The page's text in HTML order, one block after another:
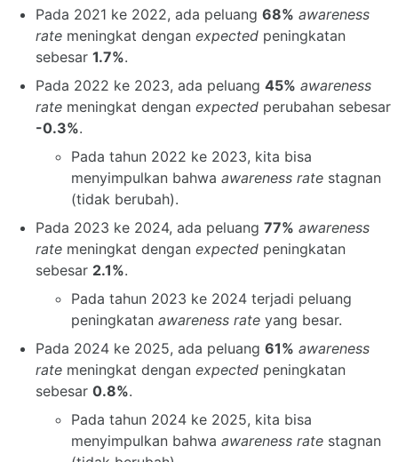
Pada 2021 ke 2022, ada peluang 68% awareness
rate meningkat dengan expected peningkatan
sebesar 1.7%.
Pada 2022 ke 2023, ada peluang 45% awareness
rate meningkat dengan expected perubahan sebesar
-0.3%.
Pada tahun 2022 ke 2023, kita bisa
menyimpulkan bahwa awareness rate stagnan
(tidak berubah).
Pada 2023 ke 2024, ada peluang 77% awareness
rate meningkat dengan expected peningkatan
sebesar 2.1%.
Pada tahun 2023 ke 2024 terjadi peluang
peningkatan awareness rate yang besar.
Pada 2024 ke 2025, ada peluang 61% awareness
rate meningkat dengan expected peningkatan
sebesar 0.8%.
Pada tahun 2024 ke 2025, kita bisa
menyimpulkan bahwa awareness rate stagnan